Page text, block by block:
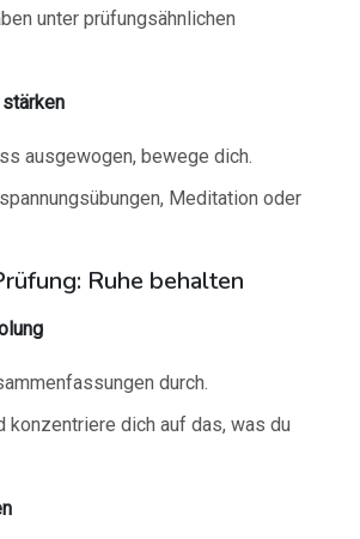
unter prüfungsähnlichen
ausgewogen, bewege dich.
Meditation oder
Ruhe behalten
durch.
konzentriere dich auf das, was du